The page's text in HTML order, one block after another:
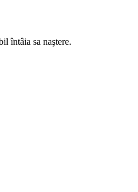
întâia sa naştere.